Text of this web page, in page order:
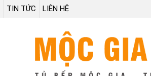
TIN TỨC LIÊN HỆ